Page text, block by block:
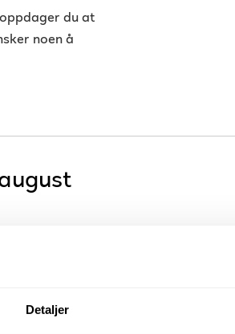
Detaljer
du at
noen å